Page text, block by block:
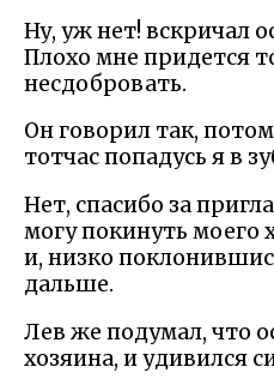
Ну, уж нет! вскричал
Плохо мне придется
несдобровать.
Он говорил так,
тотчас попадусь я в
Нет, спасибо за
могу покинуть моего
и, низко
дальше.
Лев же подумал, что
хозяина, и удивился